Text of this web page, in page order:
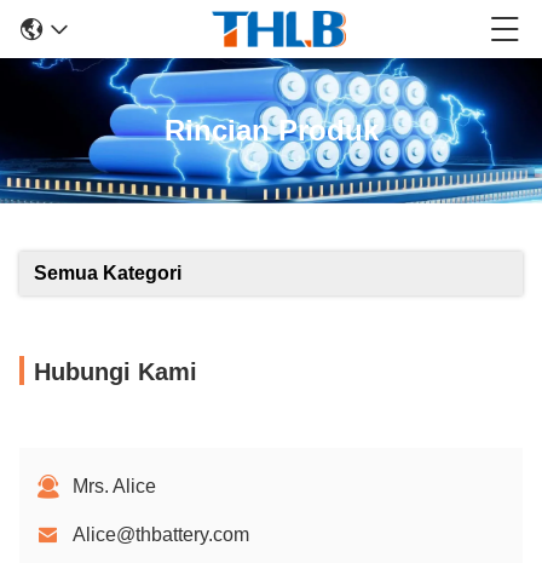
Rincian Produk
Semua Kategori
Hubungi Kami
Mrs. Alice
Alice@thbattery.com